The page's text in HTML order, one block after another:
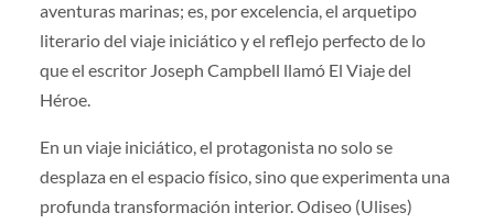
aventuras marinas; es, por excelencia, el arquetipo
literario del viaje iniciático y el reflejo perfecto de lo
que el escritor Joseph Campbell llamó El Viaje del
Héroe.
En un viaje iniciático, el protagonista no solo se
desplaza en el espacio físico, sino que experimenta una
profunda transformación interior. Odiseo (Ulises)